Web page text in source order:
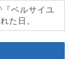
ベルサイユ
た日。